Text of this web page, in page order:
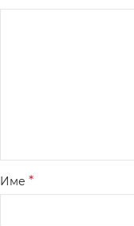
Име *